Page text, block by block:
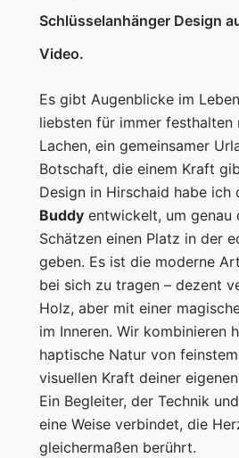
u
r
M
a
g
i
c
B
u
d
d
y
M
e
n
g
e
Schlüsselanhänger Design
Video.
Es gibt Augenblicke im
liebsten für immer festhalten
Lachen, ein gemeinsamer
Botschaft, die einem Kraft
Design in Hirschaid habe ich
Buddyentwickelt, um genau
Schätzen einen Platz in der
geben. Es ist die moderne
bei sich zu tragen – dezent
Holz, aber mit einer
im Inneren. Wir kombinieren
haptische Natur von
visuellen Kraft deiner
Ein Begleiter, der Technik
eine Weise verbindet, die
gleichermaßen berührt.